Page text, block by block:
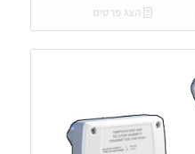
הצג פרטים